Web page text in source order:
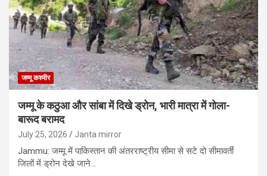
जम्मू कश्मीर
जम्मू के कठुआ और सांबा में दिखे ड्रोन, भारी मात्रा में गोला-
बारूद बरामद
July 25, 2026 Janta mirror
Jammu: जम्मू में पाकिस्तान की अंतरराष्ट्रीय सीमा से सटे दो सीमावर्ती
जिलों में ड्रोन देखे जाने…